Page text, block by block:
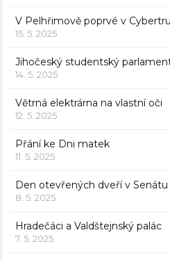
V Pelhřimově poprvé v
15. 5. 2025
Jihočeský studentský
14. 5. 2025
Větrná elektrárna na vlastní oči
12. 5. 2025
Přání ke Dni matek
11. 5. 2025
Den otevřených dveří v Senátu
8. 5. 2025
Hradečáci a Valdštejnský palác
7. 5. 2025